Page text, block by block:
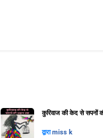
कुरिवाज की केद से सपनों
द्वाराmiss k